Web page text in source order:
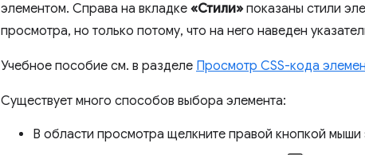
элементом. Справа на вкладке «Стили» показаны стили
просмотра, но только потому, что на него наведен
Учебное пособие см. в разделе Просмотр CSS-кода
Существует много способов выбора элемента:
В области просмотра щелкните правой кнопкой мыши